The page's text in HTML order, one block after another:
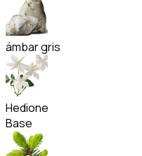
ámbar gris
Hedione
Base